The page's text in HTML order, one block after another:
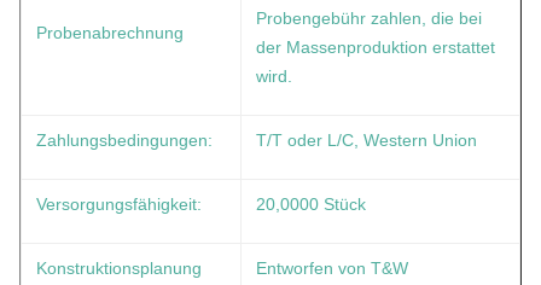
Probenabrechnung
Probengebühr zahlen, die bei
der Massenproduktion erstattet
wird.
Zahlungsbedingungen: T/T oder L/C, Western Union
Versorgungsfähigkeit: 20,0000 Stück
Konstruktionsplanung Entworfen von T&W